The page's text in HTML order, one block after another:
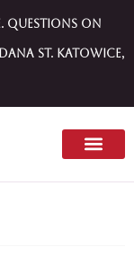
Questions on
st. Katowice,